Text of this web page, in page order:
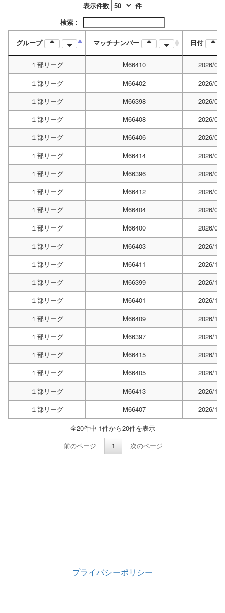
表示件数
件
検索：
グループ マッチナンバー 日付
１部リーグ M66410
2026/04/
１部リーグ
M66402
2026/04/
１部リーグ
M66398
2026/05/
１部リーグ
M66408
2026/05/
１部リーグ
M66406
2026/05/
１部リーグ
M66414
2026/06/
１部リーグ
M66396
2026/06/
１部リーグ
M66412
2026/06/
１部リーグ
M66404
2026/06/
１部リーグ
M66400
2026/06/
１部リーグ
M66403
2026/10/
１部リーグ
M66411
2026/10/
１部リーグ
M66399
2026/10/
１部リーグ
M66401
2026/10/
１部リーグ
M66409
2026/10/
１部リーグ
M66397
2026/11/
１部リーグ
M66415
2026/11/
１部リーグ
M66405
2026/11/
１部リーグ
M66413
2026/11/
１部リーグ
M66407
2026/11/
全20件中 1件から20件を表示
前のページ
1 次のページ
プライバシーポリシー